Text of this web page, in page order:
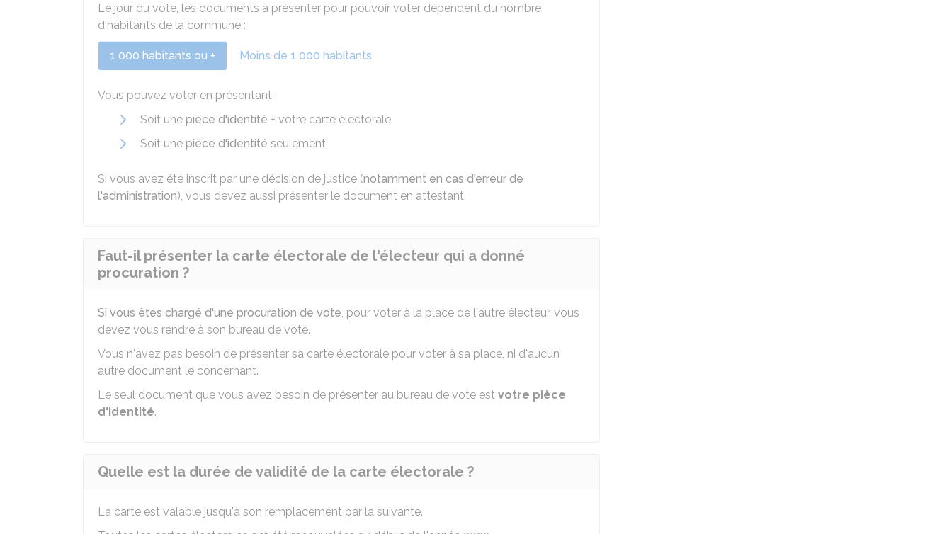
Le jour du vote, les documents à présenter pour pouvoir voter dépendent du nombre
d'habitants de la commune :
1 000 habitants ou + Moins de 1 000 habitants
Vous pouvez voter en présentant :
Soit une pièce d'identité + votre carte électorale
Soit une pièce d'identité seulement.
Si vous avez été inscrit par une décision de justice (notamment en cas d'erreur de
l'administration), vous devez aussi présenter le document en attestant.
Faut-il présenter la carte électorale de l'électeur qui a donné
procuration ?
Si vous êtes chargé d'une procuration de vote, pour voter à la place de l'autre électeur, vous
devez vous rendre à son bureau de vote.
Vous n'avez pas besoin de présenter sa carte électorale pour voter à sa place, ni d'aucun
autre document le concernant.
Le seul document que vous avez besoin de présenter au bureau de vote est votre pièce
d'identité.
Quelle est la durée de validité de la carte électorale ?
La carte est valable jusqu'à son remplacement par la suivante.